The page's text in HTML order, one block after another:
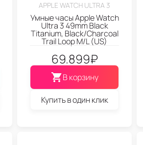
APPLE WATCH ULTRA 3
Умные часы Apple Watch
Ultra 3 49mm Black
Titanium, Black/Charcoal
Trail Loop M/L (US)
69.899₽
В корзину
Купить в один клик